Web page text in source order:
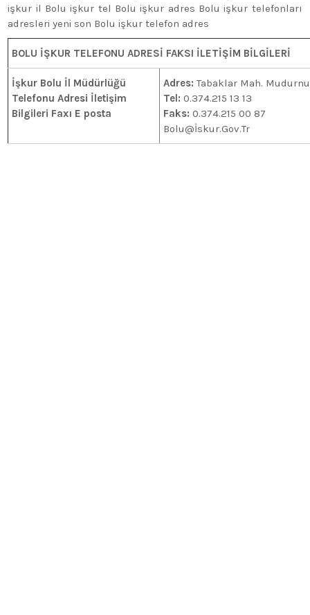
işkur il Bolu işkur tel Bolu işkur adres Bolu işkur telefonları
adresleri yeni son Bolu işkur telefon adres
BOLU İŞKUR TELEFONU ADRESİ FAKSI İLETİŞİM BİLGİLERİ
İşkur Bolu İl Müdürlüğü
Telefonu Adresi İletişim
Bilgileri Faxı E posta
Adres:Tabaklar Mah.
Tel:0.374.215 13 13
Faks: 0.374.215 00 87
Bolu@İskur.Gov.Tr